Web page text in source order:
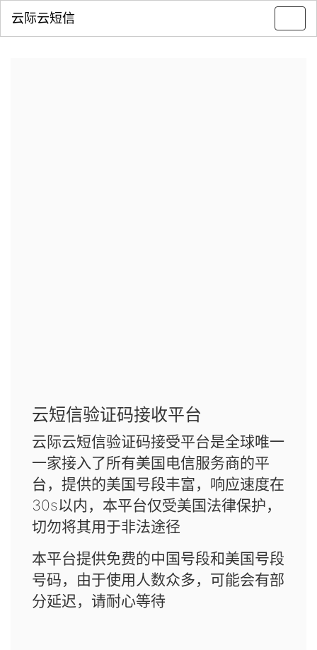
云际云短信
云短信验证码接收平台
云际云短信验证码接受平台是全球唯一
一家接入了所有美国电信服务商的平
台，提供的美国号段丰富，响应速度在
30s以内，本平台仅受美国法律保护，
切勿将其用于非法途径
本平台提供免费的中国号段和美国号段
号码，由于使用人数众多，可能会有部
分延迟，请耐心等待